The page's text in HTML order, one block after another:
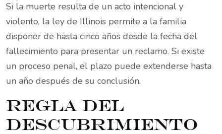
Si la muerte resulta de un acto intencional y
violento, la ley de Illinois permite a la familia
disponer de hasta cinco años desde la fecha del
fallecimiento para presentar un reclamo. Si existe
un proceso penal, el plazo puede extenderse hasta
un año después de su conclusión.
Regla del
descubrimiento